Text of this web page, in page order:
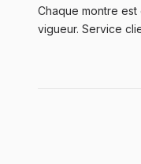
Chaque montre
vigueur. Service